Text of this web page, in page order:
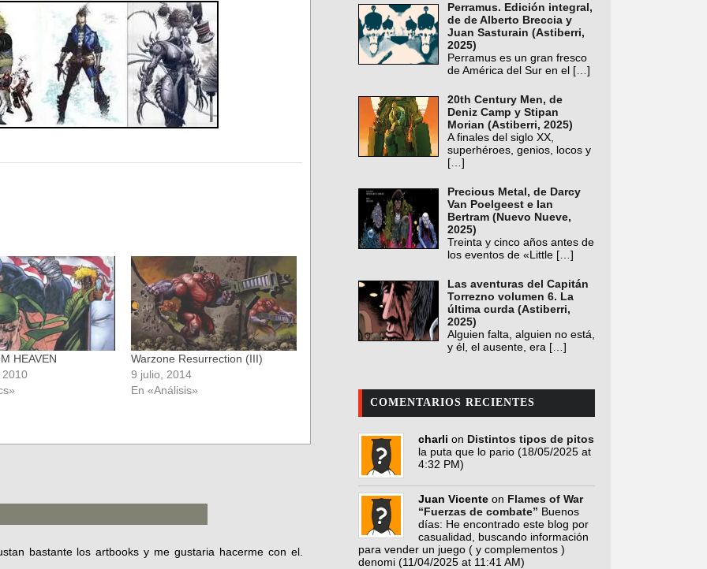
HEAVEN
2010
Warzone Resurrection (III)
9 julio, 2014
En «Análisis»
bastante los artbooks y me gustaria hacerme con el.
Perramus. Edición integral,
de de Alberto Breccia y
Juan Sasturain (Astiberri,
2025)
Perramus es un gran fresco
de América del Sur en el […]
20th Century Men, de
Deniz Camp y Stipan
Morian (Astiberri, 2025)
A finales del siglo XX,
superhéroes, genios, locos y
[…]
Precious Metal, de Darcy
Van Poelgeest e Ian
Bertram (Nuevo Nueve,
2025)
Treinta y cinco años antes de
los eventos de «Little […]
Las aventuras del Capitán
Torrezno volumen 6. La
última curda (Astiberri,
2025)
Alguien falta, alguien no está,
y él, el ausente, era […]
COMENTARIOS RECIENTES
charli on Distintos tipos de pitos
la puta que lo pario (18/05/2025 at
4:32 PM)
Juan Vicente on Flames of War
“Fuerzas de combate” Buenos
días: He encontrado este blog por
casualidad, buscando información
para vender un juego ( y complementos )
denomi (11/04/2025 at 11:41 AM)